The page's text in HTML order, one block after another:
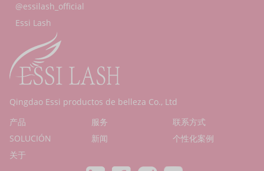
@essilash_official
Essi Lash
Qingdao Essi productos de belleza Co., Ltd
产品
服务
联系方式
SOLUCIÓN
新闻
个性化案例
关于